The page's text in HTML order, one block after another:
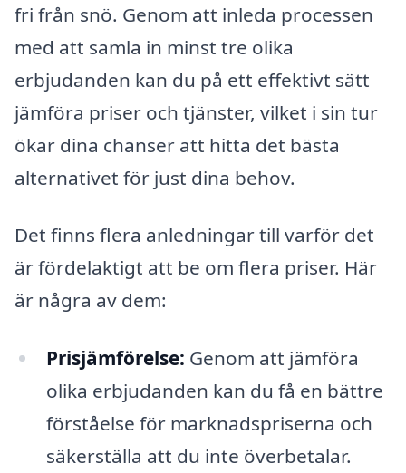
fri från snö. Genom att inleda processen
med att samla in minst tre olika
erbjudanden kan du på ett effektivt sätt
jämföra priser och tjänster, vilket i sin tur
ökar dina chanser att hitta det bästa
alternativet för just dina behov.
Det finns flera anledningar till varför det
är fördelaktigt att be om flera priser. Här
är några av dem:
Prisjämförelse: Genom att jämföra
olika erbjudanden kan du få en bättre
förståelse för marknadspriserna och
säkerställa att du inte överbetalar.